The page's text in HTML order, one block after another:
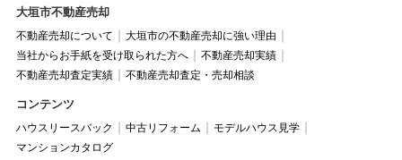
大垣市不動産売却
不動産売却について
大垣市の不動産売却に強い理由
当社からお手紙を受け取られた方へ
不動産売却実績
不動産売却査定実績
不動産売却査定・売却相談
コンテンツ
ハウスリースバック 中古リフォーム
モデルハウス見学
マンションカタログ